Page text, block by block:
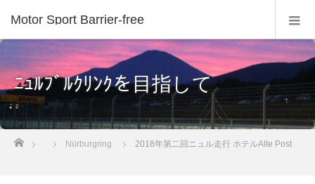
Motor Sport Barrier-free
ﾆｭﾙﾌﾞﾙｸﾘﾝｸを目指して
Nürburgring 2018年第二回ニュル走行 ホテルAlte Post